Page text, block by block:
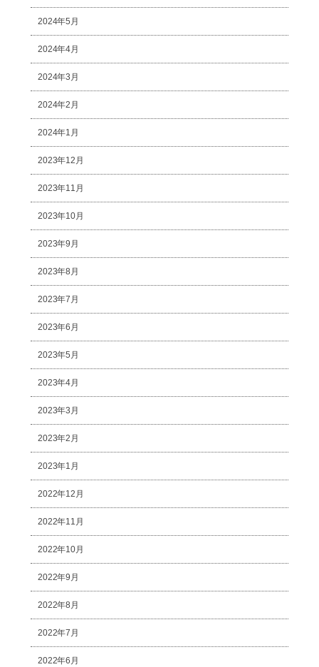
2024年5月
2024年4月
2024年3月
2024年2月
2024年1月
2023年12月
2023年11月
2023年10月
2023年9月
2023年8月
2023年7月
2023年6月
2023年5月
2023年4月
2023年3月
2023年2月
2023年1月
2022年12月
2022年11月
2022年10月
2022年9月
2022年8月
2022年7月
2022年6月